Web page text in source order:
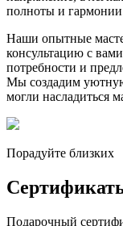
полноты и
Наши опытные
консультацию с
потребности и
Мы создадим
могли насладиться
Порадуйте близких
Подарочный